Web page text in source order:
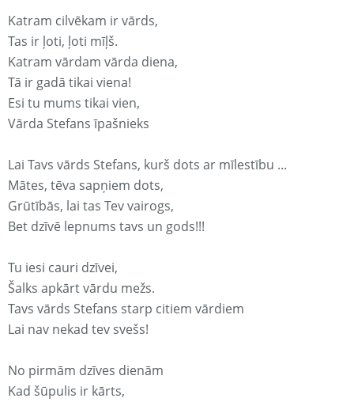
Katram cilvēkam ir vārds,
Tas ir ļoti, ļoti mīļš.
Katram vārdam vārda diena,
Tā ir gadā tikai viena!
Esi tu mums tikai vien,
Vārda Stefans īpašnieks
Lai Tavs vārds Stefans, kurš dots ar mīlestību ...
Mātes, tēva sapņiem dots,
Grūtībās, lai tas Tev vairogs,
Bet dzīvē lepnums tavs un gods!!!
Tu iesi cauri dzīvei,
Šalks apkārt vārdu mežs.
Tavs vārds Stefans starp citiem vārdiem
Lai nav nekad tev svešs!
No pirmām dzīves dienām
Kad šūpulis ir kārts,